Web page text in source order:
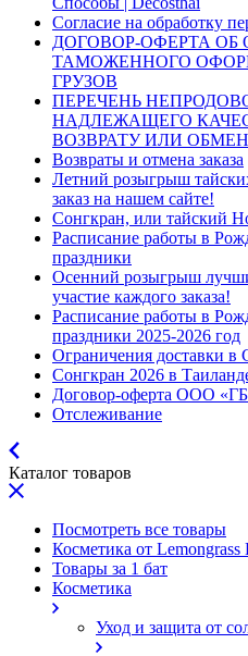
Согласие на обработку
ДОГОВОР-ОФЕРТА ОБ
ТАМОЖЕННОГО
ГРУЗОВ
ПЕРЕЧЕНЬ
НАДЛЕЖАЩЕГО
ВОЗВРАТУ ИЛИ
Возвраты и отмена заказа
Летний розыгрыш
заказ на нашем сайте!
Сонгкран, или тайский
Расписание работы в
праздники
Осенний розыгрыш
участие каждого заказа!
Расписание работы в
праздники 2025-2026 год
Ограничения доставки
Сонгкран 2026 в
Договор-оферта ООО
Отслеживание
Каталог товаров
Посмотреть все товары
Косметика от Lemongrass
Товары за 1 бат
Косметика
Уход и защита от